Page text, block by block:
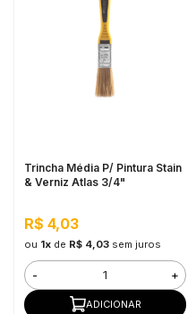
Trincha Média P/ Pintura Stain
& Verniz Atlas 3/4"
R$ 4,03
ou 1xde R$ 4,03 sem juros
- +
ADICIONAR